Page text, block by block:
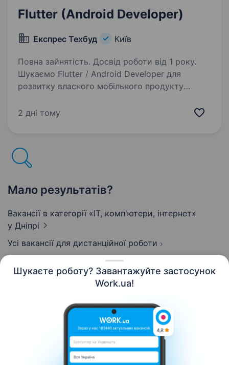
Шукаєте роботу? Завантажуйте застосунок
Work.ua!
Flutter (Android Developer)
Експрес Техбуд Київ
Повна зайнятість. Досвід роботи від 1 року.
Шукаємо Flutter / Android Developer для
розвитку власного мобільного продукту
застосунок працює з GPS-координатами
2 дні тому
Мало результатів?
Вакансії в категорії «IT, комп'ютери, інтернет»
у Дніпрі
Усі вакансії для дистанційної роботи